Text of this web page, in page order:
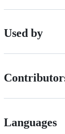
Used by
Languages